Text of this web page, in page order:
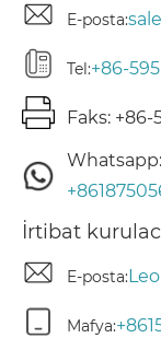
E-posta:
Tel:+86-
Faks: +86-
Whatsapp:
İrtibat
E-posta:
Mafya: